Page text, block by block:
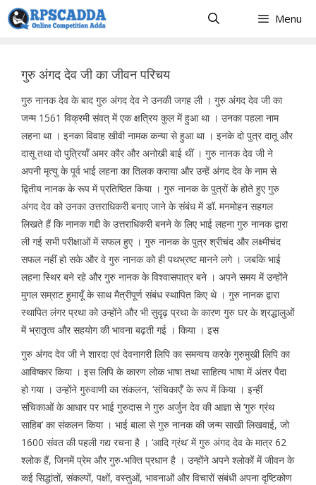
Skip
to
Menu
गुरु अंगद देव जी का जीवन परिचय
गुरु नानक देव के बाद गुरु अंगद देव ने उनकी जगह ली । गुरु अंगद देव जी का
जन्म 1561 विक्रमी संवत् में एक क्षत्रिय कुल में हुआ था । उनका पहला नाम
लहना था । इनका विवाह खीवी नामक कन्या से हुआ था । इनके दो पुत्र दातू और
दासू तथा दो पुत्रियाँ अमर कौर और अनोखी बाई थीं । गुरु नानक देव जी ने
अपनी मृत्यु के पूर्व भाई लहना का तिलक कराया और उन्हें अंगद देव के नाम से
द्वितीय नानक के रूप में प्रतिष्ठित किया । गुरु नानक के पुत्रों के होते हुए गुरु
अंगद देव को उनका उत्तराधिकरी बनाए जाने के संबंध में डॉ. मनमोहन सहगल
लिखते हैं कि नानक गद्दी के उत्तराधिकरी बनने के लिए भाई लहना गुरु नानक द्वारा
ली गई सभी परीक्षाओं में सफल हुए । गुरु नानक के पुत्र श्रीचंद और लक्ष्मीचंद
सफल नहीं हो सके और वे गुरु नानक को ही पथभ्रष्ट मानने लगे । जबकि भाई
लहना स्थिर बने रहे और गुरु नानक के विश्वासपात्र बने । अपने समय में उन्होंने
मुगल सम्राट हुमायूँ के साथ मैत्रीपूर्ण संबंध स्थापित किए थे । गुरु नानक द्वारा
स्थापित लंगर प्रथा को उन्होंने और भी सुदृढ़ प्रथा के कारण गुरु घर के श्रद्धालुओं
में भ्रातृत्व और सहयोग की भावना बढ़ती गई । किया । इस
गुरु अंगद देव जी ने शारदा एवं देवनागरी लिपि का समन्वय करके गुरुमुखी लिपि का
आविष्कार किया । इस लिपि के कारण लोक भाषा तथा साहित्य भाषा में अंतर पैदा
हो गया । उन्होंने गुरुवाणी का संकलन, ‘संचिकाएँ’ के रूप में किया । इन्हीं
संचिकाओं के आधार पर भाई गुरुदास ने गुरु अर्जुन देव की आज्ञा से ‘गुरु ग्रंथ
साहिब’ का संकलन किया । भाई बाला से गुरु नानक की जन्म साखी लिखवाई, जो
1600 संवत की पहली गद्य रचना है । ‘आदि ग्रंथ’ में गुरु अंगद देव के मात्र 62
श्लोक हैं, जिनमें प्रेम और गुरु-भक्ति प्रधान है । उन्होंने अपने श्लोकों में जीवन के
कई सिद्धांतों, संकल्पों, पक्षों, वस्तुओं, भावनाओं और विचारों संबंधी अपना दृष्टिकोण